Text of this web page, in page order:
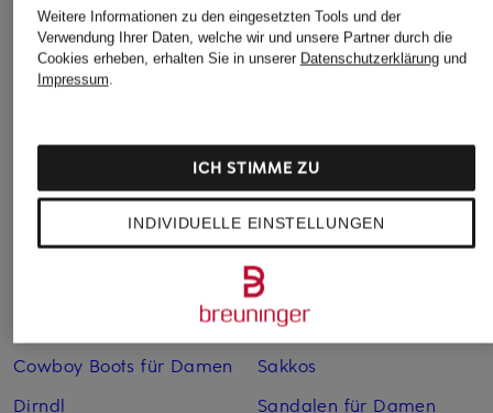
Weitere Kategorien
Abendkleider
Bademäntel für Herren
Bikinis für Damen
Boleros für Damen
Cowboy Boots für Damen
Dirndl
Lederjacken für Herren
Leinenhosen für Herren
Leinenkleider
Maxikleider
Regenmäntel für Damen
Sakkos
Sandalen für Damen
Weitere Informationen zu den eingesetzten Tools und der
Verwendung Ihrer Daten, welche wir und unsere Partner durch die
Cookies erheben, erhalten Sie in unserer Datenschutzerklärungund
Impressum.
INDIVIDUELLE EINSTELLUNGEN
ICH STIMME ZU